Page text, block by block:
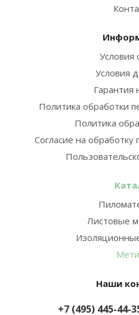
Условия
Условия
Гарантия
Политика обработки
Политика
Согласие на
Листовые
Наши
+7 (495) 445-44-